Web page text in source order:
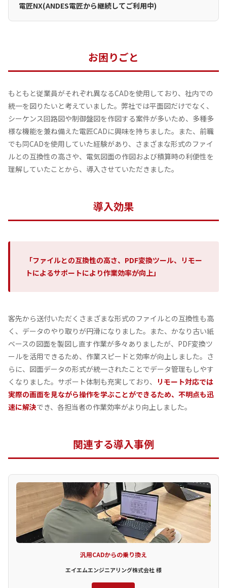
電匠NX(ANDES電匠から継続してご利用中)
お困りごと
もともと従業員がそれぞれ異なるCADを使用しており、社内での
統一を図りたいと考えていました。弊社では平面図だけでなく、
シーケンス回路図や制御盤図を作図する案件が多いため、多種多
様な機能を兼ね備えた電匠CADに興味を持ちました。また、前職
でも同CADを使用していた経験があり、さまざまな形式のファイ
ルとの互換性の高さや、電気図面の作図および積算時の利便性を
理解していたことから、導入させていただきました。
導入効果
「ファイルとの互換性の高さ、PDF変換ツール、リモー
トによるサポートにより作業効率が向上」
客先から送付いただくさまざまな形式のファイルとの互換性も高
く、データのやり取りが円滑になりました。また、かなり古い紙
ベースの図面を製図し直す作業が多々ありましたが、PDF変換ツ
ールを活用できるため、作業スピードと効率が向上しました。さ
らに、図面データの形式が統一されたことでデータ管理もしやす
くなりました。サポート体制も充実しており、 リモート対応では
実際の画面を見ながら操作を学ぶことができるため、不明点も迅
速に解決でき、各担当者の作業効率がより向上しました。
関連する導入事例
汎用CADからの乗り換え
エイエムエンジニアリング株式会社 様